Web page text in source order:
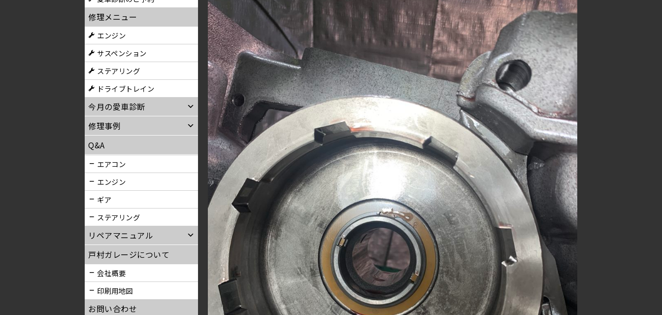
修理メニュー
エンジン
サスペンション
ステアリング
ドライブトレイン
今月の愛車診断
修理事例
Q&A
エアコン
エンジン
ギア
ステアリング
リペアマニュアル
戸村ガレージについて
会社概要
印刷用地図
お問い合わせ